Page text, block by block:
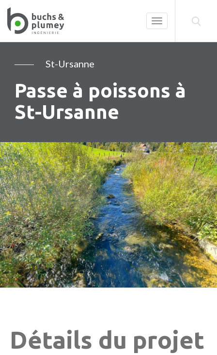
Toggle
navigation
St-Ursanne
Passe à poissons à
St-Ursanne
Détails du projet